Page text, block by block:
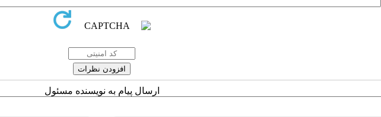
ارسال پیام به نویسنده مسئول